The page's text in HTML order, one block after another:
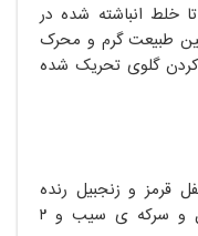
خلط انباشته شده در
طبیعت گرم و محرک
گلوی تحریک شده
قرمز و زنجبیل رنده
شده، یک قاشق غذاخوری عسل و سرکه ی سیب و ۲